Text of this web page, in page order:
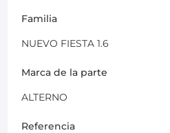
Familia
NUEVO FIESTA 1.6
Marca de la parte
ALTERNO
Referencia